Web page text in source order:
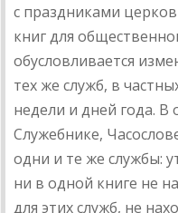
с праздниками
книг для
обусловливается
тех же служб, в
недели и дней года. В
Служебнике,
одни и те же службы:
ни в одной книге не
для этих служб, не